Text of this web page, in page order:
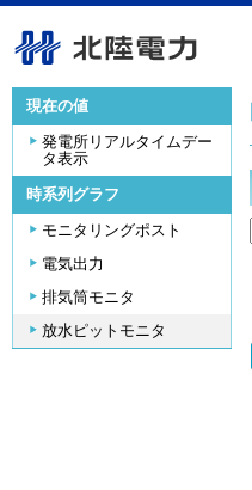
現在の値
発電所リアルタイムデー
タ表示
時系列グラフ
モニタリングポスト
電気出力
排気筒モニタ
放水ピットモニタ